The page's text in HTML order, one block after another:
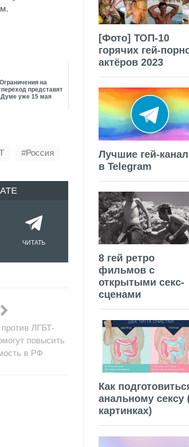
Ограничения на
представят
Думе уже 15 мая
Россия
ЧИТАТЬ
ЛГБТ-
повысить
в РФ
[Фото] ТОП-10
горячих гей-
актёров 2023
Лучшие гей-
в Telegram
8 гей ретро
фильмов с
открытыми секс-
сценами
Как
анальному сексу
картинках)